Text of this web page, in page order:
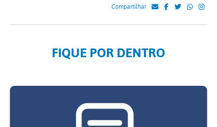
Compartilhar
FIQUE POR DENTRO